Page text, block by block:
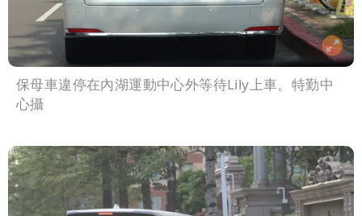
保母車違停在內湖運動中心外等待Lily上車。特勤中
心攝